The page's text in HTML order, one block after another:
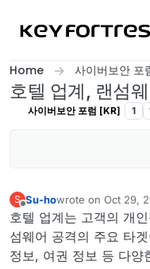
Home 사이버보안 포
호텔 업계, 랜섬
사이버보안 포럼 [KR] 1
S
Offline
Su-howrote on Oct 29,
last edited by
호텔 업계는 고객의 개
섬웨어 공격의 주요 타
정보, 여권 정보 등 다양